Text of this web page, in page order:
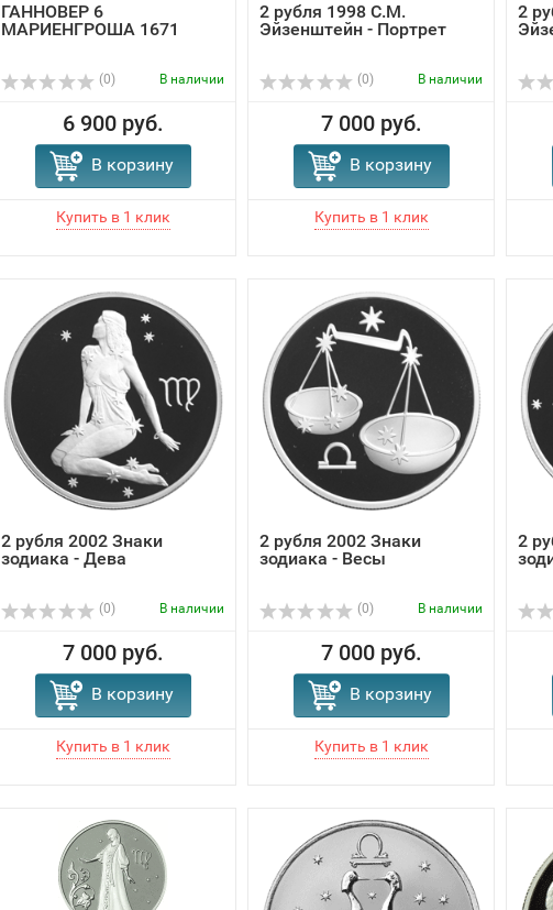
ГАННОВЕР 6
МАРИЕНГРОША 1671
(0) В наличии
6 900 руб.
В корзину
2 рубля 1998 С.М.
Эйзенштейн - Портрет
(0) В наличии
7 000 руб.
В корзину
2
2 рубля 2002 Знаки
зодиака - Дева
(0) В наличии
7 000 руб.
В корзину
2 рубля 2002 Знаки
зодиака - Весы
(0) В наличии
7 000 руб.
В корзину
2